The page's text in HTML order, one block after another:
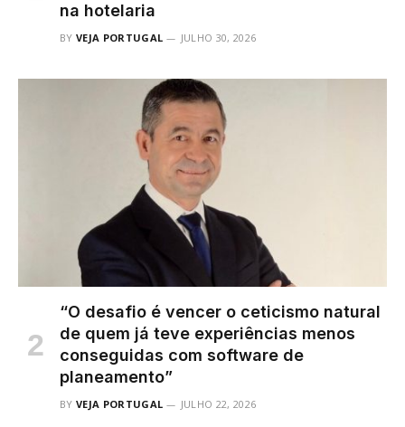
na hotelaria
BY VEJA PORTUGAL JULHO 30, 2026
“O desafio é vencer o ceticismo natural
de quem já teve experiências menos
conseguidas com software de
planeamento”
BY VEJA PORTUGAL JULHO 22, 2026